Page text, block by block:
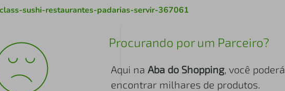
sushi-restaurantes-padarias-servir-367061
Procurando por um Parceiro?
Aqui na Aba do Shopping, você poderá
encontrar milhares de produtos.